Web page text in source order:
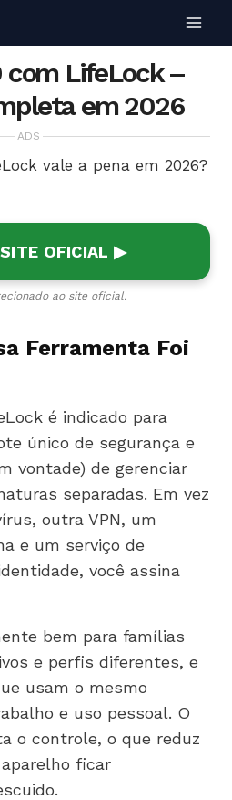
com LifeLock –
em 2026
ADS
vale a pena em 2026?
OFICIAL ▶
ao site oficial.
Ferramenta Foi
é indicado para
único de segurança e
vontade) de gerenciar
separadas. Em vez
outra VPN, um
e um serviço de
você assina
bem para famílias
e perfis diferentes, e
usam o mesmo
e uso pessoal. O
o controle, o que reduz
ficar